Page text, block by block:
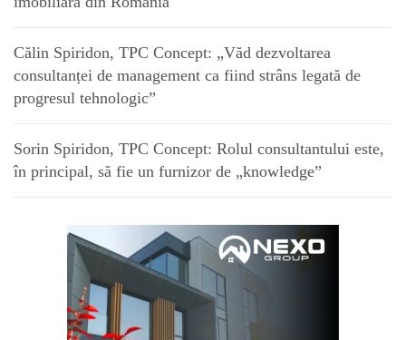
Călin Spiridon, TPC Concept: „Văd dezvoltarea
consultanței de management ca fiind strâns legată de
progresul tehnologic”
Sorin Spiridon, TPC Concept: Rolul consultantului este,
în principal, să fie un furnizor de „knowledge”